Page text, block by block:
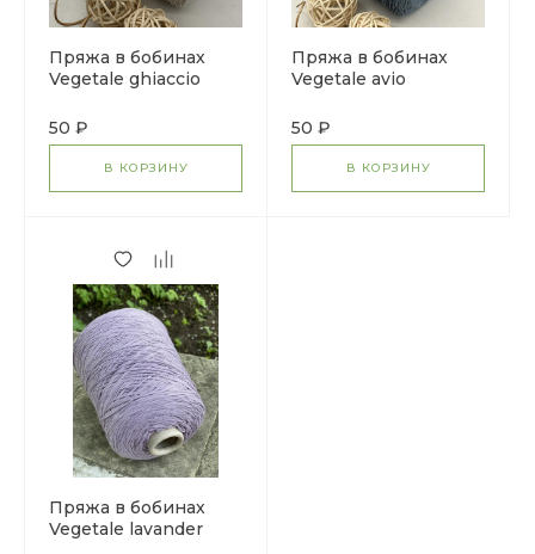
Пряжа в бобинах
Vegetale ghiaccio
50 ₽
В КОРЗИНУ
Пряжа в бобинах
Vegetale avio
50 ₽
В КОРЗИНУ
Пряжа в бобинах
Vegetale lavander